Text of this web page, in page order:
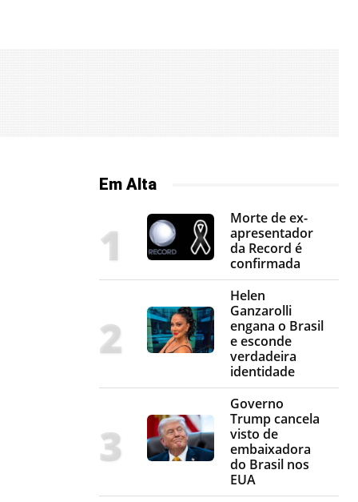
Em Alta
Morte de ex-
apresentador
da Record é
confirmada
Helen
Ganzarolli
engana o Brasil
e esconde
verdadeira
identidade
Governo
Trump cancela
visto de
embaixadora
do Brasil nos
EUA